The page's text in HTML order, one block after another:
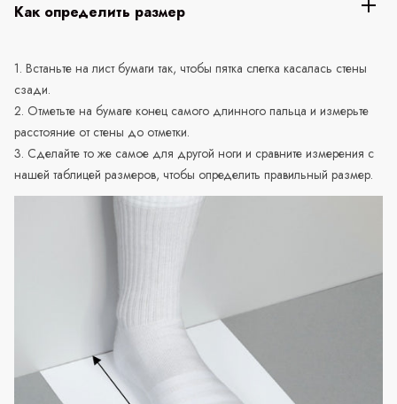
Как определить размер
1. Встаньте на лист бумаги так, чтобы пятка слегка касалась стены
сзади.
2. Отметьте на бумаге конец самого длинного пальца и измерьте
расстояние от стены до отметки.
3. Сделайте то же самое для другой ноги и сравните измерения с
нашей таблицей размеров, чтобы определить правильный размер.